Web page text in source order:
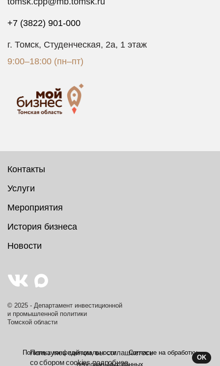
+7 (3822) 901-000
г. Томск, Студенческая, 2а, 1 этаж
9:00–18:00 (пн–пт)
Контакты
Услуги
Мероприятия
История бизнеса
Новости
© 2025 - Департамент инвестиционной
и промышленной политики
Томской области
Политика конфиденциальности
Согласие на обработку
персональных данных
Пользуясь сайтом, вы соглашаетесь
со сбором cookiesподробнее.
OK